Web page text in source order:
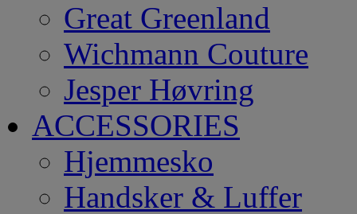
Great Greenland
Wichmann Couture
Jesper Høvring
ACCESSORIES
Hjemmesko
Handsker & Luffer